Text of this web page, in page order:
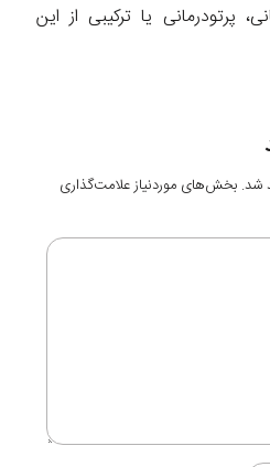
پرتودرمانی یا ترکیبی از این
شد. بخش‌های موردنیاز علامت‌گذاری